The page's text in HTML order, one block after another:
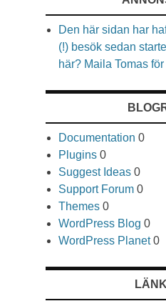
Den här sidan har
(!) besök sedan
här? Maila Tomas
Documentation 0
Plugins 0
Suggest Ideas 0
Support Forum 0
Themes 0
WordPress Blog 0
WordPress Planet0